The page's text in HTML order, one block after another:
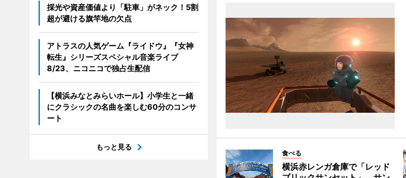
食べる
横浜赤レンガ倉庫で「レッド
採光や資産価値より「駐車」がネック！5割
超が避ける旗竿地の欠点
アトラスの人気ゲーム『ライドウ』『女神
転生』シリーズスペシャル音楽ライブ
8/23、ニコニコで独占生配信
【横浜みなとみらいホール】小学生と一緒
にクラシックの名曲を楽しむ60分のコンサ
ート
もっと見る